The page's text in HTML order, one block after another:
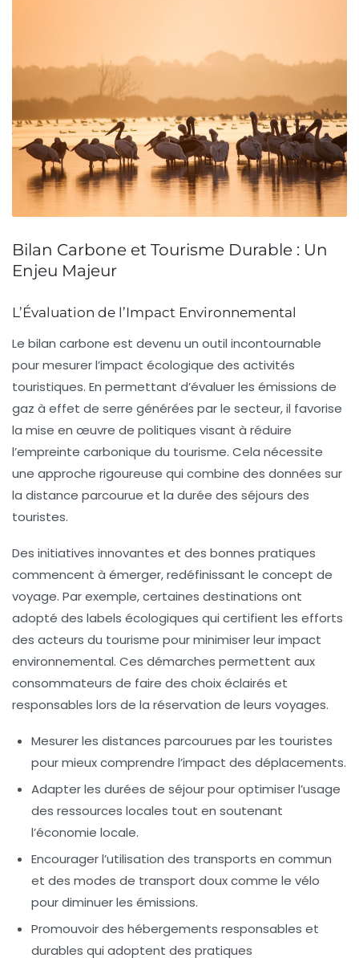
Bilan Carbone et Tourisme Durable : Un
Enjeu Majeur
L’Évaluation de l’Impact Environnemental
Le bilan carbone est devenu un outil incontournable
pour mesurer l’impact écologique des activités
touristiques. En permettant d’évaluer les émissions de
gaz à effet de serre générées par le secteur, il favorise
la mise en œuvre de politiques visant à réduire
l’empreinte carbonique du tourisme. Cela nécessite
une approche rigoureuse qui combine des données sur
la distance parcourue et la durée des séjours des
touristes.
Des initiatives innovantes et des bonnes pratiques
commencent à émerger, redéfinissant le concept de
voyage. Par exemple, certaines destinations ont
adopté des labels écologiques qui certifient les efforts
des acteurs du tourisme pour minimiser leur impact
environnemental. Ces démarches permettent aux
consommateurs de faire des choix éclairés et
responsables lors de la réservation de leurs voyages.
Mesurer les distances parcourues par les touristes
pour mieux comprendre l’impact des déplacements.
Adapter les durées de séjourpour optimiser l’usage
des ressources locales tout en soutenant
l’économie locale.
Encourager l’utilisation des transports en commun
et des modes de transport doux comme le vélo
pour diminuer les émissions.
Promouvoir des hébergements responsables et
durables qui adoptent des pratiques